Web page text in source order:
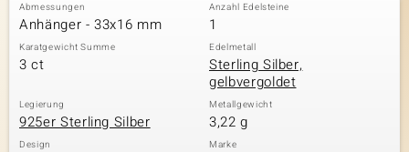
Abmessungen
Anhänger - 33x16 mm
Anzahl Edelsteine
1
Karatgewicht Summe
3 ct
Edelmetall
Sterling Silber,
gelbvergoldet
Legierung
925er Sterling Silber
Metallgewicht
3,22 g
Design Marke